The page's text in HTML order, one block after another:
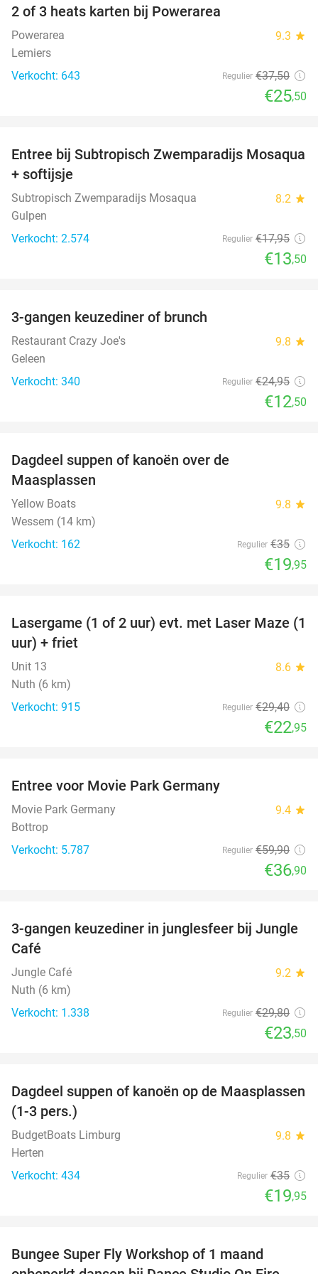
2 of 3 heats karten bij Powerarea
Powerarea 9.3 star
Lemiers
Verkocht: 643
Regulier €37,50
€25,50
25%
Entree bij Subtropisch Zwemparadijs Mosaqua
+ softijsje
Subtropisch Zwemparadijs Mosaqua 8.2 star
Gulpen
Verkocht: 2.574
Regulier €17,95
€13,50
3-gangen keuzediner of brunch
Restaurant Crazy Joe's 9.8 star
Geleen
Verkocht: 340
Regulier €24,95
€12,50
Dagdeel suppen of kanoën over de
Maasplassen
Yellow Boats 9.8 star
Wessem (14 km)
Verkocht: 162
Regulier €35
€19,95
22%
Lasergame (1 of 2 uur) evt. met Laser Maze (1
uur) + friet
Unit 13 8.6 star
Nuth (6 km)
Verkocht: 915
Regulier €29,40
€22,95
Entree voor Movie Park Germany
Movie Park Germany 9.4 star
Bottrop
Verkocht: 5.787
Regulier €59,90
€36,90
21%
3-gangen keuzediner in junglesfeer bij Jungle
Café
Jungle Café 9.2 star
Nuth (6 km)
Verkocht: 1.338
Regulier €29,80
€23,50
43%
Dagdeel suppen of kanoën op de Maasplassen
(1-3 pers.)
BudgetBoats Limburg 9.8 star
Herten
Verkocht: 434
Regulier €35
€19,95
Bungee Super Fly Workshop of 1 maand